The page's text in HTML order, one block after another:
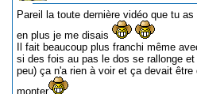
Pareil la toute dernière vidéo que tu
en plus je me disais
Il fait beaucoup plus franchi même
si des fois au pas le dos se rallonge
peu) ça n'a rien à voir et ça devait
monter